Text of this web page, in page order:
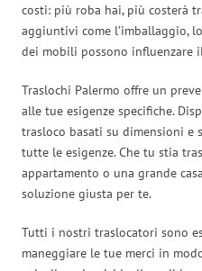
costi: più roba hai, più costerà
aggiuntivi come l’imballaggio,
dei mobili possono influenzare
Traslochi Palermo offre un
alle tue esigenze specifiche.
trasloco basati su dimensioni e
tutte le esigenze. Che tu stia
appartamento o una grande
soluzione giusta per te.
Tutti i nostri traslocatori sono
maneggiare le tue merci in